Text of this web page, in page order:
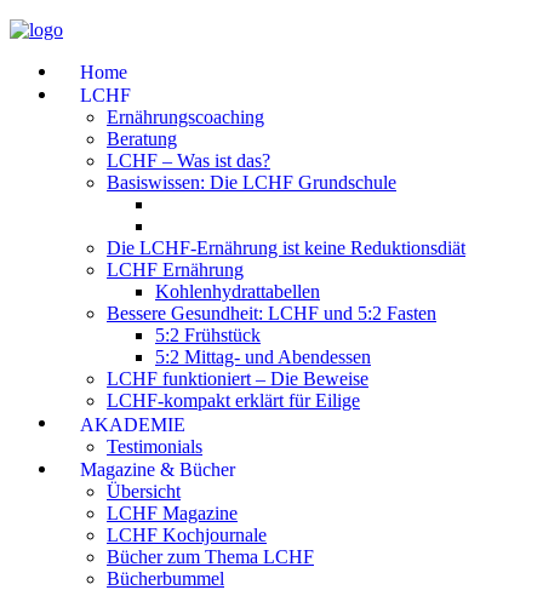
Home
LCHF
Ernährungscoaching
Beratung
LCHF – Was ist das?
Basiswissen: Die LCHF Grundschule
Die LCHF-Ernährung ist keine Reduktionsdiät
LCHF Ernährung
Kohlenhydrattabellen
Bessere Gesundheit: LCHF und 5:2 Fasten
5:2 Frühstück
5:2 Mittag- und Abendessen
LCHF funktioniert – Die Beweise
LCHF-kompakt erklärt für Eilige
AKADEMIE
Testimonials
Magazine & Bücher
Übersicht
LCHF Magazine
LCHF Kochjournale
Bücher zum Thema LCHF
Bücherbummel